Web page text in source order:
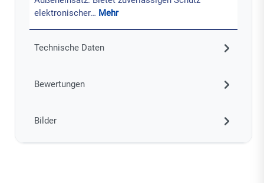
elektronischer… Mehr
Technische Daten
Bewertungen
Bilder